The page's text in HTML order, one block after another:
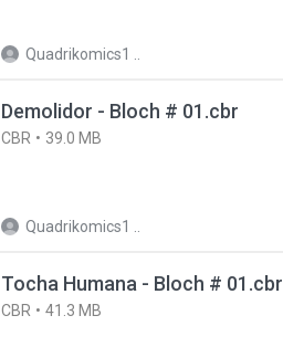
Quadrikomics1 ..
Demolidor - Bloch # 01.cbr
CBR 39.0 MB
Quadrikomics1 ..
Tocha Humana - Bloch # 01.cbr
CBR 41.3 MB